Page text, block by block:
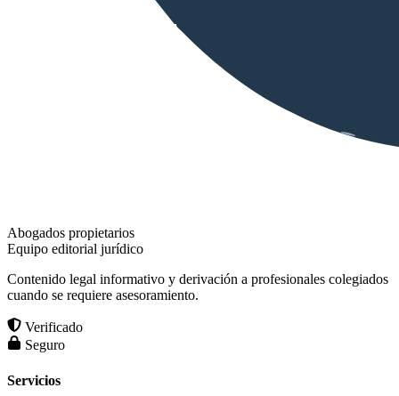
Abogados propietarios
Equipo editorial jurídico
Contenido legal informativo y derivación a profesionales colegiados
cuando se requiere asesoramiento.
Verificado
Seguro
Servicios